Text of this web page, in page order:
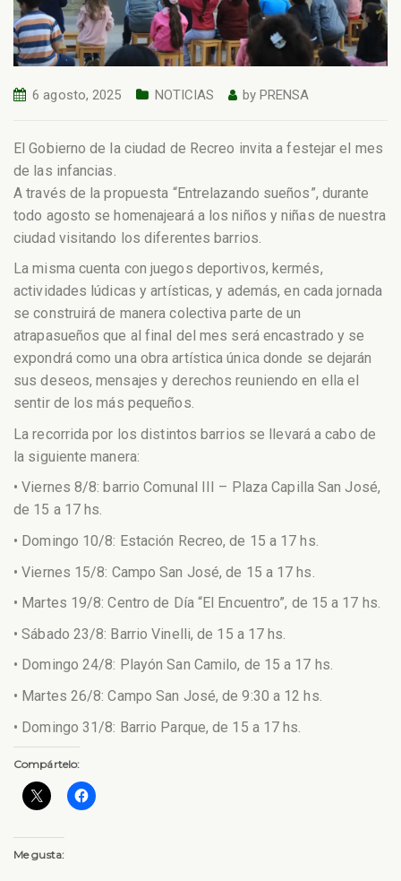
6 agosto, 2025 NOTICIAS by PRENSA
El Gobierno de la ciudad de Recreo invita a festejar el mes
de las infancias.
A través de la propuesta “Entrelazando sueños”, durante
todo agosto se homenajeará a los niños y niñas de nuestra
ciudad visitando los diferentes barrios.
La misma cuenta con juegos deportivos, kermés,
actividades lúdicas y artísticas, y además, en cada jornada
se construirá de manera colectiva parte de un
atrapasueños que al final del mes será encastrado y se
expondrá como una obra artística única donde se dejarán
sus deseos, mensajes y derechos reuniendo en ella el
sentir de los más pequeños.
La recorrida por los distintos barrios se llevará a cabo de
la siguiente manera:
• Viernes 8/8: barrio Comunal III – Plaza Capilla San José,
de 15 a 17 hs.
• Domingo 10/8: Estación Recreo, de 15 a 17 hs.
• Viernes 15/8: Campo San José, de 15 a 17 hs.
• Martes 19/8: Centro de Día “El Encuentro”, de 15 a 17 hs.
• Sábado 23/8: Barrio Vinelli, de 15 a 17 hs.
• Domingo 24/8: Playón San Camilo, de 15 a 17 hs.
• Martes 26/8: Campo San José, de 9:30 a 12 hs.
• Domingo 31/8: Barrio Parque, de 15 a 17 hs.
Compártelo:
Me gusta: